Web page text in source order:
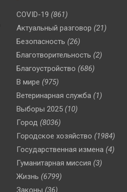
COVID-19 (861)
Актуальный разговор (21)
Безопасность (26)
Благотворительность (2)
Благоустройство (686)
В мире (975)
Ветеринарная служба (1)
Выборы 2025 (10)
Город (8036)
Городское хозяйство (1984)
Государственная измена (4)
Гуманитарная миссия (3)
Жизнь (6799)
Законы (36)